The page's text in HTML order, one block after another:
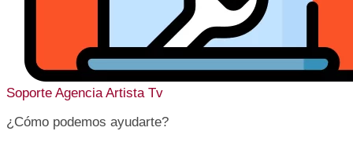
Soporte Agencia Artista Tv
¿Cómo podemos ayudarte?